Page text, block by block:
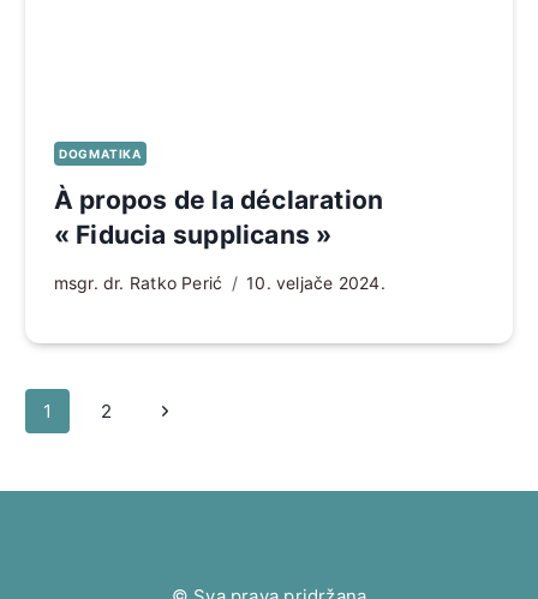
DOGMATIKA
À propos de la déclaration
« Fiducia supplicans »
msgr. dr. Ratko Perić 10. veljače 2024.
Page
navigation
1 2
Sljedeća